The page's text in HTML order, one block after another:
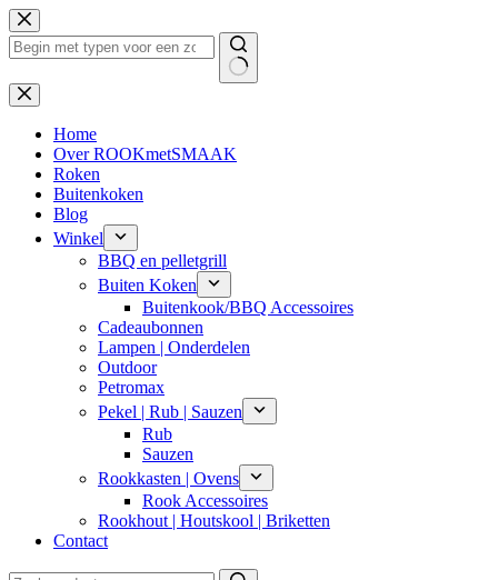
Ga
naar
de
Geen
resultaten
Home
Over ROOKmetSMAAK
Roken
Buitenkoken
Blog
Winkel
BBQ en pelletgrill
Buiten Koken
Buitenkook/BBQ Accessoires
Cadeaubonnen
Lampen | Onderdelen
Outdoor
Petromax
Pekel | Rub | Sauzen
Rub
Sauzen
Rookkasten | Ovens
Rook Accessoires
Rookhout | Houtskool | Briketten
Contact